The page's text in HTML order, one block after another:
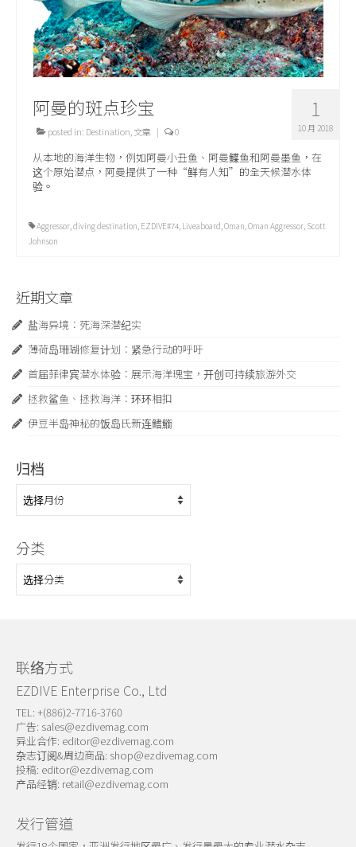
1
10 月 2018
阿曼的斑点珍宝
posted in: Destination 文章 | 0
从本地的海洋生物，例如阿曼小丑鱼、阿曼鲽鱼和阿曼墨鱼，在
这个原始潜点，阿曼提供了一种“鲜有人知”的全天候潜水体
验。
Aggressor diving destination EZDIVE#74 Liveaboard Oman Oman Aggressor Scott
Johnson
近期文章
盐海异境：死海深潜纪实
薄荷岛珊瑚修复计划：紧急行动的呼吁
首届菲律宾潜水体验：展示海洋瑰宝，开创可持续旅游外交
拯救鲨鱼、拯救海洋：环环相扣
伊豆半岛神秘的饭岛氏新连鳍䲗
归档
归
档
分类
分
类
联络方式
EZDIVE Enterprise Co., Ltd
TEL: +(886)2-7716-3760
广告: sales@ezdivemag.com
异业合作: editor@ezdivemag.com
杂志订阅&周边商品: shop@ezdivemag.com
投稿: editor@ezdivemag.com
产品经销: retail@ezdivemag.com
发行管道